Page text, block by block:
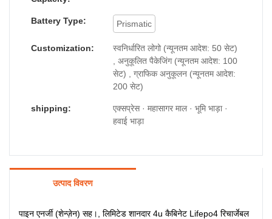
Battery Type: Prismatic
Customization:
स्वनिर्धारित लोगो (न्यूनतम आदेश: 50 सेट)
, अनुकूलित पैकेजिंग (न्यूनतम आदेश: 100
सेट) , ग्राफिक अनुकूलन (न्यूनतम आदेश:
200 सेट)
shipping:
एक्सप्रेस · महासागर माल · भूमि भाड़ा ·
हवाई भाड़ा
उत्पाद विवरण
पाइन एनर्जी (शेन्ज़ेन) सह।, लिमिटेड शानदार 4u कैबिनेट Lifepo4 रिचार्जेबल